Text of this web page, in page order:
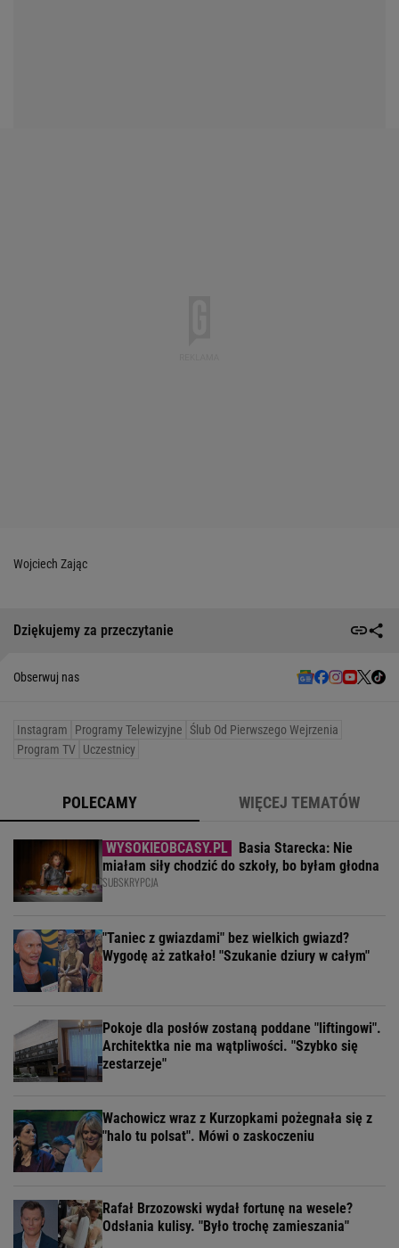
Wojciech Zając
Dziękujemy za przeczytanie
Obserwuj nas
Instagram Programy Telewizyjne Ślub Od Pierwszego Wejrzenia
Program TV Uczestnicy
POLECAMY WIĘCEJ TEMATÓW
Basia Starecka: Nie
miałam siły chodzić do szkoły, bo byłam głodna
SUBSKRYPCJA
"Taniec z gwiazdami" bez wielkich gwiazd?
Wygodę aż zatkało! "Szukanie dziury w całym"
Pokoje dla posłów zostaną poddane "liftingowi".
Architektka nie ma wątpliwości. "Szybko się
zestarzeje"
Wachowicz wraz z Kurzopkami pożegnała się z
"halo tu polsat". Mówi o zaskoczeniu
Rafał Brzozowski wydał fortunę na wesele?
Odsłania kulisy. "Było trochę zamieszania"